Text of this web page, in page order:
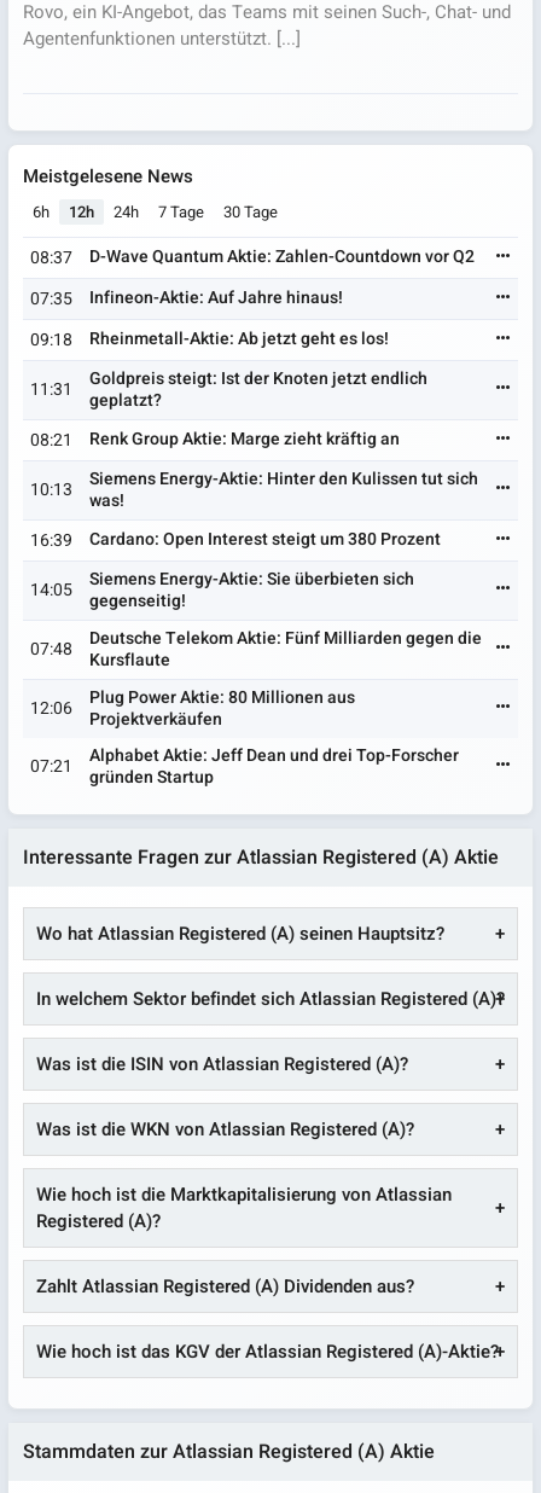
Rovo, ein KI-Angebot, das Teams mit seinen Such-, Chat- und
Agentenfunktionen unterstützt. [...]
Meistgelesene News
6h 12h 24h 7 Tage 30 Tage
08:37
D-Wave Quantum Aktie: Zahlen-Countdown vor Q2
07:35
Infineon-Aktie: Auf Jahre hinaus!
09:18
Rheinmetall-Aktie: Ab jetzt geht es los!
11:31
Goldpreis steigt: Ist der Knoten jetzt endlich
geplatzt?
08:21
Renk Group Aktie: Marge zieht kräftig an
10:13
Siemens Energy-Aktie: Hinter den Kulissen tut sich
was!
16:39
Cardano: Open Interest steigt um 380 Prozent
14:05
Siemens Energy-Aktie: Sie überbieten sich
gegenseitig!
07:48
Deutsche Telekom Aktie: Fünf Milliarden gegen die
Kursflaute
12:06
Plug Power Aktie: 80 Millionen aus
Projektverkäufen
07:21
Alphabet Aktie: Jeff Dean und drei Top-Forscher
gründen Startup
Interessante Fragen zur Atlassian Registered (A) Aktie
Wo hat Atlassian Registered (A) seinen Hauptsitz?
In welchem Sektor befindet sich Atlassian Registered (A)?
Was ist die ISIN von Atlassian Registered (A)?
Was ist die WKN von Atlassian Registered (A)?
Wie hoch ist die Marktkapitalisierung von Atlassian
Registered (A)?
Zahlt Atlassian Registered (A) Dividenden aus?
Wie hoch ist das KGV der Atlassian Registered (A)-Aktie?
Stammdaten zur Atlassian Registered (A) Aktie